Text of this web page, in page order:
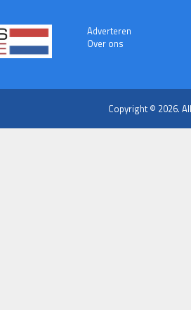
Adverteren
Over ons
Copyright © 2026.